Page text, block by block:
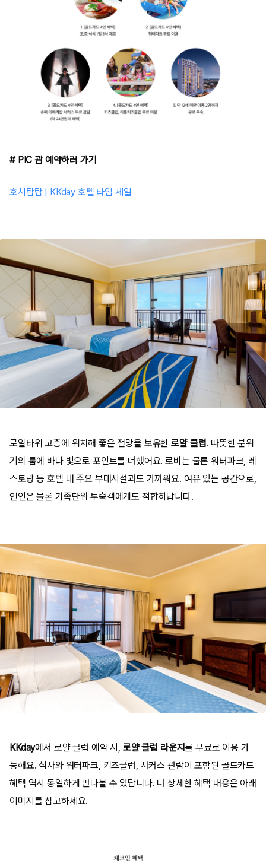
# PIC 괌 예약하러 가기
호시탐탐 | KKday 호텔 타임 세일
로얄타워 고층에 위치해 좋은 전망을 보유한로얄 클럽. 따뜻한 분위
기의 룸에 바다 빛으로 포인트를 더했어요. 로비는 물론 워터파크, 레
스토랑 등 호텔 내 주요 부대시설과도 가까워요. 여유 있는 공간으로,
연인은 물론 가족단위 투숙객에게도 적합하답니다.
KKday에서 로얄 클럽 예약 시, 로얄 클럽 라운지를 무료로 이용 가
능해요. 식사와 워터파크, 키즈클럽, 서커스 관람이 포함된 골드카드
혜택 역시 동일하게 만나볼 수 있답니다. 더 상세한 혜택 내용은 아래
이미지를 참고하세요.